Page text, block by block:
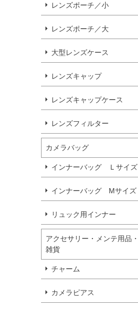
レンズポーチ／小
レンズポーチ／大
大型レンズケース
レンズキャップ
レンズキャップケース
レンズフィルター
カメラバッグ
インナーバッグ Ｌサイズ
インナーバッグ Мサイズ
リュック用インナー
アクセサリー・メンテ用品・
雑貨
チャーム
カメラピアス